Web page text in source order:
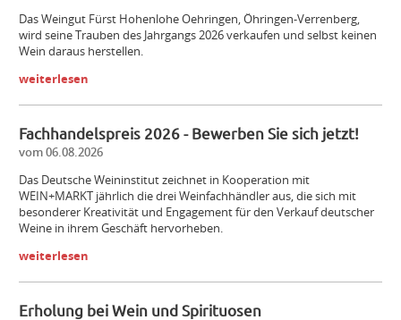
Das Weingut Fürst Hohenlohe Oehringen, Öhringen-­Verrenberg,
wird seine Trauben des Jahrgangs 2026 verkaufen und selbst keinen
Wein daraus herstellen.
weiterlesen
Fachhandelspreis 2026 - Bewerben Sie sich jetzt!
vom 06.08.2026
Das Deutsche Weininstitut zeichnet in Kooperation mit
WEIN+MARKT jährlich die drei Weinfachhändler aus, die sich mit
besonderer Kreativität und Engagement für den Verkauf deutscher
Weine in ihrem Geschäft hervorheben.
weiterlesen
Erholung bei Wein und Spirituosen